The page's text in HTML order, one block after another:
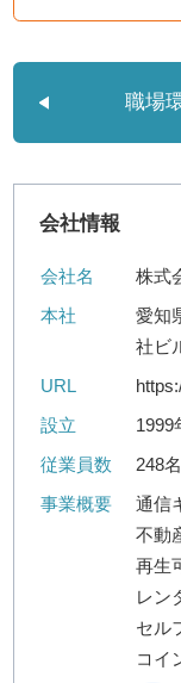
職場
会社情報
会社名
株式
本社
愛知
社ビ
URL
設立
1999
従業員数
248
事業概要
通信
不動
再生
レン
セル
コイ